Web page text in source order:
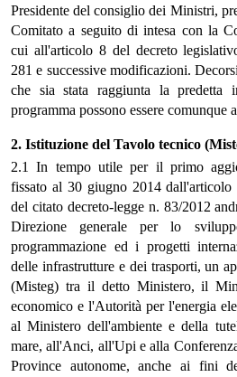
Presidente del consiglio dei Ministri,
Comitato a seguito di intesa con la
cui all'articolo 8 del decreto
281 e successive modificazioni.
che sia stata raggiunta la predetta
programma possono essere comunque
2. Istituzione del Tavolo tecnico
2.1 In tempo utile per il primo
fissato al 30 giugno 2014 dall'articolo
del citato decreto-legge n. 83/2012
Direzione generale per lo
programmazione ed i progetti
delle infrastrutture e dei trasporti, un
(Misteg) tra il detto Ministero, il
economico e l'Autorità per l'energia
al Ministero dell'ambiente e della
mare, all'Anci, all'Upi e alla
Province autonome, anche ai fini